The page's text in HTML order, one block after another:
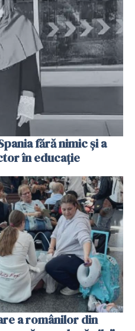
fără nimic și a
în educație
a românilor din